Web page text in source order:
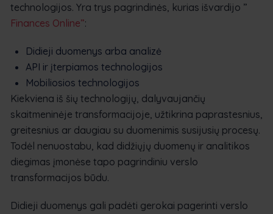
technologijos. Yra trys pagrindinės, kurias išvardijo ”
Finances Online”:
Didieji duomenys arba analizė
API ir įterpiamos technologijos
Mobiliosios technologijos
Kiekviena iš šių technologijų, dalyvaujančių
skaitmeninėje transformacijoje, užtikrina paprastesnius,
greitesnius ar daugiau su duomenimis susijusių procesų.
Todėl nenuostabu, kad didžiųjų duomenų ir analitikos
diegimas įmonėse tapo pagrindiniu verslo
transformacijos būdu.
Didieji duomenys gali padėti gerokai pagerinti verslo